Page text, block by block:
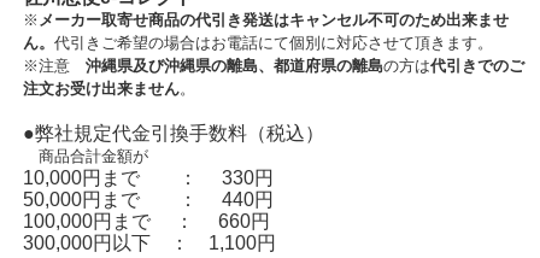
※ メーカー取寄せ商品の代引き発送はキャンセル不可のため出来ませ
ん。 代引きご希望の場合はお電話にて個別に対応させて頂きます。
※注意 沖縄県及び沖縄県の離島、都道府県の離島の方は代引きでのご
注文お受け出来ません。
●弊社規定代金引換手数料（税込）
商品合計金額が
10,000円まで ： 330円
50,000円まで ： 440円
100,000円まで ： 660円
300,000円以下 ： 1,100円